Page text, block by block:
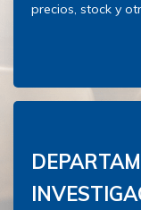
precios, stock y